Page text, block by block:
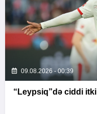
09.08.2026 - 00:39
“Leypsiq”də ciddi itki